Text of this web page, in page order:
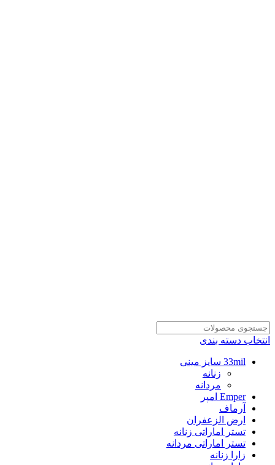
انتخاب دسته بندی
33mil سایز مینی
زنانه
مردانه
Emper امپر
آرماف
ارض الزعفران
تستر اماراتی زنانه
تستر اماراتی مردانه
زارا زنانه